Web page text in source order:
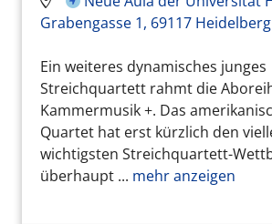
Grabengasse 1, 69117 Heidelberg
Ein weiteres dynamisches junges
Streichquartett rahmt die
Kammermusik +. Das
Quartet hat erst kürzlich den
wichtigsten Streichquartett-
überhaupt ... mehr anzeigen